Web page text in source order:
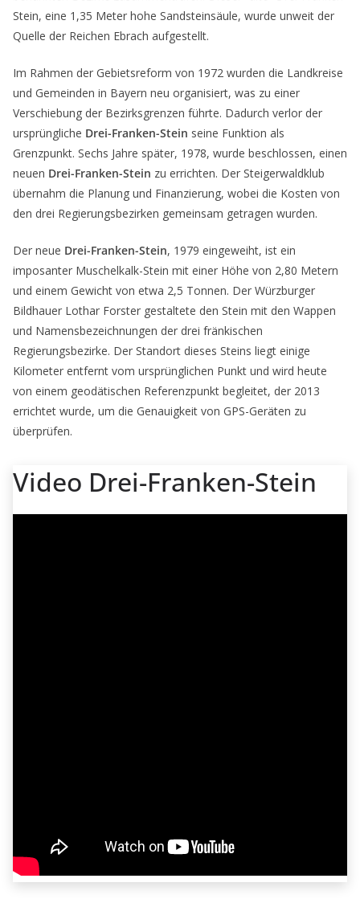
Stein, eine 1,35 Meter hohe Sandsteinsäule, wurde unweit der
Quelle der Reichen Ebrach aufgestellt.
Im Rahmen der Gebietsreform von 1972 wurden die Landkreise
und Gemeinden in Bayern neu organisiert, was zu einer
Verschiebung der Bezirksgrenzen führte. Dadurch verlor der
ursprüngliche Drei-Franken-Stein seine Funktion als
Grenzpunkt. Sechs Jahre später, 1978, wurde beschlossen, einen
neuen Drei-Franken-Stein zu errichten. Der Steigerwaldklub
übernahm die Planung und Finanzierung, wobei die Kosten von
den drei Regierungsbezirken gemeinsam getragen wurden.
Der neue Drei-Franken-Stein, 1979 eingeweiht, ist ein
imposanter Muschelkalk-Stein mit einer Höhe von 2,80 Metern
und einem Gewicht von etwa 2,5 Tonnen. Der Würzburger
Bildhauer Lothar Forster gestaltete den Stein mit den Wappen
und Namensbezeichnungen der drei fränkischen
Regierungsbezirke. Der Standort dieses Steins liegt einige
Kilometer entfernt vom ursprünglichen Punkt und wird heute
von einem geodätischen Referenzpunkt begleitet, der 2013
errichtet wurde, um die Genauigkeit von GPS-Geräten zu
überprüfen.
Video Drei-Franken-Stein